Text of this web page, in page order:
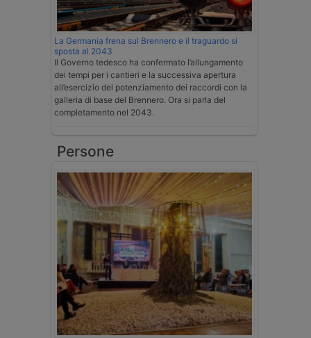
La Germania frena sul Brennero e il traguardo si
sposta al 2043
Il Governo tedesco ha confermato l’allungamento
dei tempi per i cantieri e la successiva apertura
all’esercizio del potenziamento dei raccordi con la
galleria di base del Brennero. Ora si parla del
completamento nel 2043.
Persone